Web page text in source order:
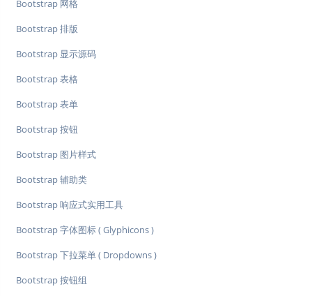
Bootstrap 网格
Bootstrap 排版
Bootstrap 显示源码
Bootstrap 表格
Bootstrap 表单
Bootstrap 按钮
Bootstrap 图片样式
Bootstrap 辅助类
Bootstrap 响应式实用工具
Bootstrap 字体图标 ( Glyphicons )
Bootstrap 下拉菜单 ( Dropdowns )
Bootstrap 按钮组